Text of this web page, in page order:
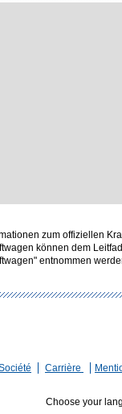
zum offiziellen
können dem
entnommen
Carrière
Choose your